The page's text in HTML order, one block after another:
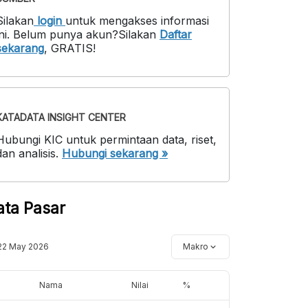
login untuk mengakses informasi
. Belum punya akun?Silakan Daftar
, GRATIS!
INSIGHT CENTER
KIC untuk permintaan data, riset,
analisis. Hubungi sekarang »
Pasar
May 2026 Makro
Nama Nilai %